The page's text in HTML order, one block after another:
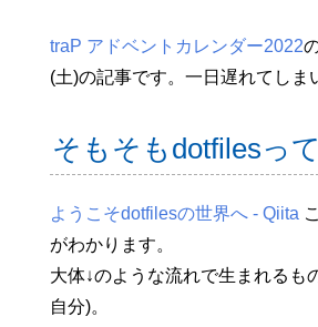
traP アドベントカレンダー2022
(土)の記事です。一日遅れてしま
そもそもdotfilesっ
ようこそdotfilesの世界へ - Qiita
がわかります。
大体↓のような流れで生まれるも
自分)。